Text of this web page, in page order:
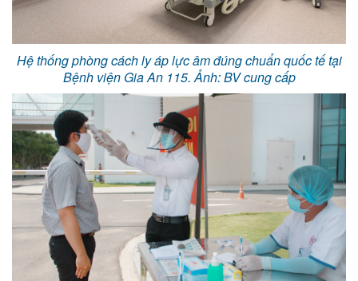
Hệ thống phòng cách ly áp lực âm đúng chuẩn quốc tế tại
Bệnh viện Gia An 115. Ảnh: BV cung cấp